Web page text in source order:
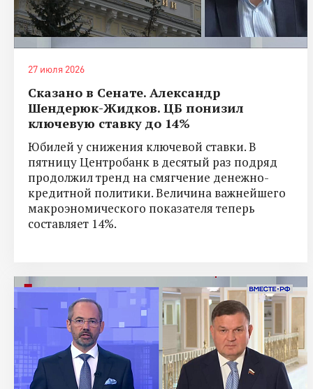
27 июля 2026
Сказано в Сенате. Александр
Шендерюк-Жидков. ЦБ понизил
ключевую ставку до 14%
Юбилей у снижения ключевой ставки. В
пятницу Центробанк в десятый раз подряд
продолжил тренд на смягчение денежно-
кредитной политики. Величина важнейшего
макроэномического показателя теперь
составляет 14%.